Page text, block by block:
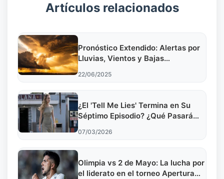
Artículos relacionados
Pronóstico Extendido: Alertas por
Lluvias, Vientos y Bajas
22/06/2025
¿El 'Tell Me Lies' Termina en Su
Séptimo Episodio? ¿Qué Pasará
07/03/2026
Olimpia vs 2 de Mayo: La lucha por
el liderato en el torneo Apertura